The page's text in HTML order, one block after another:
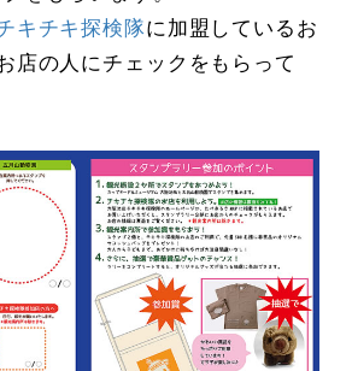
キチキ探検隊に加盟しているお
店の人にチェックをもらって